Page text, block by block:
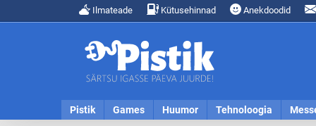
Ilmateade Kütusehinnad Anekdoodid
Pistik Games Huumor Tehnoloogia